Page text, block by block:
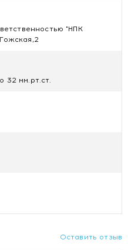
артерий нижних
артерии
и хлорсодержащих
без
виде.
- 30%
"НПК
32 мм.рт.ст.
Оставить отзыв